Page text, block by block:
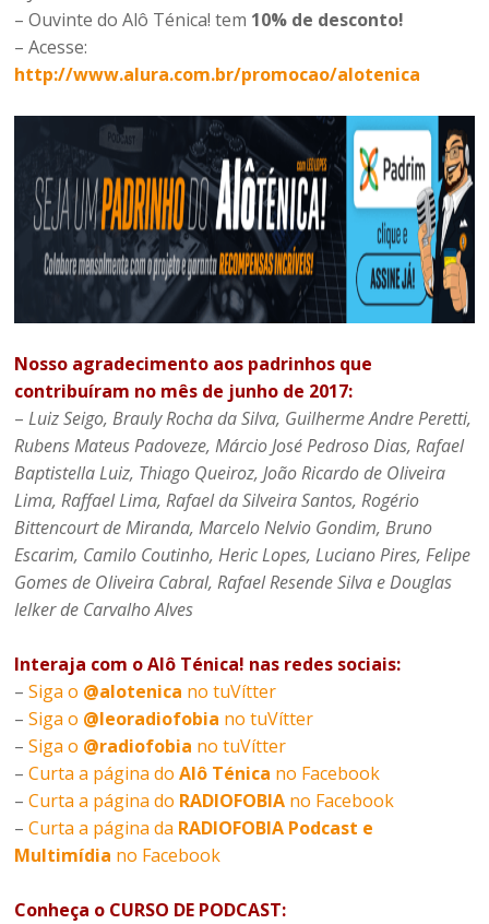
– Ouvinte do Alô Ténica! tem 10% de desconto!
– Acesse:
http://www.alura.com.br/promocao/alotenica
Nosso agradecimento aos padrinhos que
contribuíram no mês de junho de 2017:
–Luiz Seigo, Brauly Rocha da Silva, Guilherme Andre Peretti,
Rubens Mateus Padoveze, Márcio José Pedroso Dias, Rafael
Baptistella Luiz, Thiago Queiroz, João Ricardo de Oliveira
Lima, Raffael Lima, Rafael da Silveira Santos, Rogério
Bittencourt de Miranda, Marcelo Nelvio Gondim, Bruno
Escarim, Camilo Coutinho, Heric Lopes, Luciano Pires, Felipe
Gomes de Oliveira Cabral, Rafael Resende Silva e Douglas
Ielker de Carvalho Alves
Interaja com o Alô Ténica! nas redes sociais:
–Siga o @alotenica no tuVítter
–Siga o @leoradiofobia no tuVítter
–Siga o @radiofobia no tuVítter
–Curta a página doAlô Ténica no Facebook
–Curta a página do RADIOFOBIA no Facebook
–Curta a página da RADIOFOBIA Podcast e
Multimídia no Facebook
Conheça o CURSO DE PODCAST: